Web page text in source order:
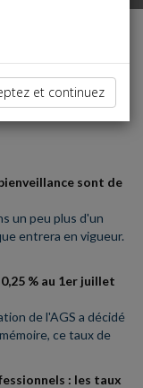
sont de
un peu plus d'un
entrera en vigueur.
% au 1er juillet
de l'AGS a décidé
ce taux de
: les taux
et continuez